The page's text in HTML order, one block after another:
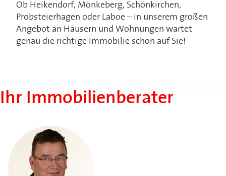
Ob Heikendorf, Mönkeberg, Schönkirchen,
Probsteierhagen oder Laboe – in unserem großen
Angebot an Häusern und Wohnungen wartet
genau die richtige Immobilie schon auf Sie!
Ihr Immobilienberater